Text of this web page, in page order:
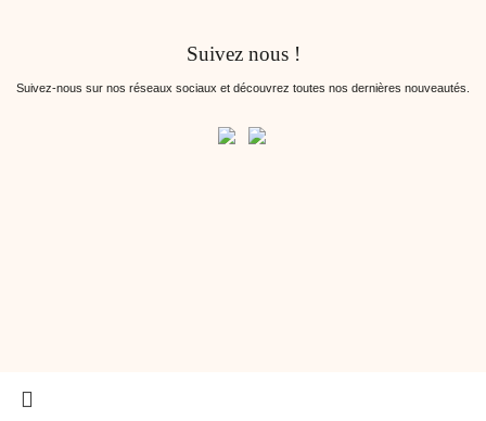
Suivez nous !
Suivez-nous sur nos réseaux sociaux et découvrez toutes nos dernières nouveautés.